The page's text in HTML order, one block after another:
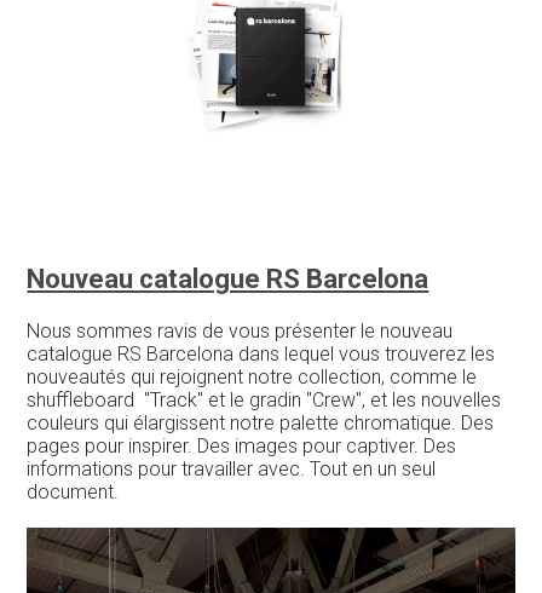
Nouveau catalogue RS Barcelona
Nous sommes ravis de vous présenter le nouveau
catalogue RS Barcelona dans lequel vous trouverez les
nouveautés qui rejoignent notre collection, comme le
shuffleboard "Track" et le gradin "Crew", et les nouvelles
couleurs qui élargissent notre palette chromatique. Des
pages pour inspirer. Des images pour captiver. Des
informations pour travailler avec. Tout en un seul
document.